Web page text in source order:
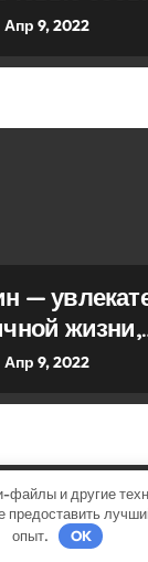
Апр 9, 2022
—
жизни,
Апр 9, 2022
файлы и другие
предоставить
опыт.
OK